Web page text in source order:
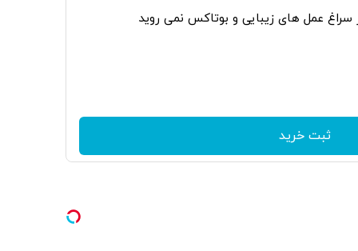
سراغ عمل های زیبایی و بوتاکس نمی روید
ثبت خرید